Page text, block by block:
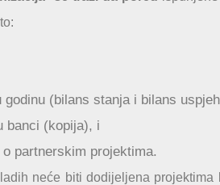
(bilans stanja i bilans
banci (kopija), i
partnerskim projektima.
neće biti dodijeljena